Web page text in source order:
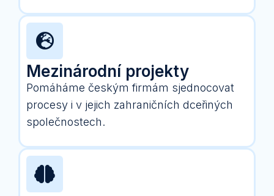
Mezinárodní projekty
Pomáháme českým firmám sjednocovat
procesy i v jejich zahraničních dceřiných
společnostech.